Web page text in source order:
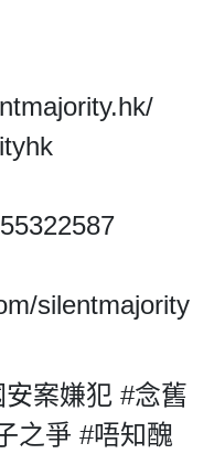
silentmajority
案嫌犯 #念舊
之爭 #唔知醜